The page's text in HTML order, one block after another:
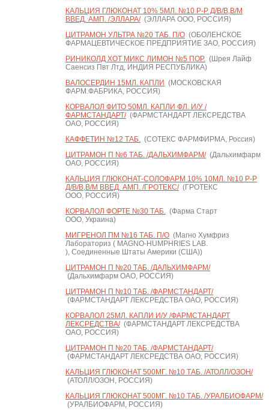
КАЛЬЦИЯ ГЛЮКОНАТ 10% 5МЛ. №10 Р-Р Д/В/В,В/М
ВВЕД. АМП. /ЭЛЛАРА/(ЭЛЛАРА ООО, РОССИЯ)
ЦИТРАМОН УЛЬТРА №20 ТАБ. П/О(ОБОЛЕНСКОЕ
ФАРМАЦЕВТИЧЕСКОЕ ПРЕДПРИЯТИЕ ЗАО, РОССИЯ)
РИНИКОЛД ХОТ МИКС ЛИМОН №5 ПОР.(Шрея Лайф
Саенсиз Пвт Лтд, ИНДИЯ РЕСПУБЛИКА)
ВАЛОСЕРДИН 15МЛ. КАПЛИ (МОСКОВСКАЯ
ФАРМ.ФАБРИКА, РОССИЯ)
КОРВАЛОЛ ФИТО 50МЛ. КАПЛИ ФЛ. И/У /
ФАРМСТАНДАРТ/(ФАРМСТАНДАРТ ЛЕКСРЕДСТВА
ОАО, РОССИЯ)
КАФФЕТИН №12 ТАБ.(СОТЕКС ФАРМФИРМА, Россия)
ЦИТРАМОН П №6 ТАБ. /ДАЛЬХИМФАРМ/(Дальхимфарм
ОАО, РОССИЯ)
КАЛЬЦИЯ ГЛЮКОНАТ-СОЛОФАРМ 10% 10МЛ. №10 Р-Р
Д/В/В,В/М ВВЕД. АМП. /ГРОТЕКС/(ГРОТЕКС
ООО, РОССИЯ)
КОРВАЛОЛ ФОРТЕ №30 ТАБ.(Фарма Старт
ООО, Украина)
МИГРЕНОЛ ПМ №16 ТАБ. П/О(Магно Хумфриз
Лабораториз ( MAGNO-HUMPHRIES LAB.
), Соединенные Штаты Америки (США))
ЦИТРАМОН П №20 ТАБ. /ДАЛЬХИМФАРМ/
(Дальхимфарм ОАО, РОССИЯ)
ЦИТРАМОН П №10 ТАБ. /ФАРМСТАНДАРТ/
(ФАРМСТАНДАРТ ЛЕКСРЕДСТВА ОАО, РОССИЯ)
КОРВАЛОЛ 25МЛ. КАПЛИ И/У /ФАРМСТАНДАРТ
ЛЕКСРЕДСТВА/(ФАРМСТАНДАРТ ЛЕКСРЕДСТВА
ОАО, РОССИЯ)
ЦИТРАМОН П №20 ТАБ. /ФАРМСТАНДАРТ/
(ФАРМСТАНДАРТ ЛЕКСРЕДСТВА ОАО, РОССИЯ)
КАЛЬЦИЯ ГЛЮКОНАТ 500МГ. №10 ТАБ. /АТОЛЛ/ОЗОН/
(АТОЛЛ/ОЗОН, РОССИЯ)
КАЛЬЦИЯ ГЛЮКОНАТ 500МГ. №10 ТАБ. /УРАЛБИОФАРМ/
(УРАЛБИОФАРМ, РОССИЯ)